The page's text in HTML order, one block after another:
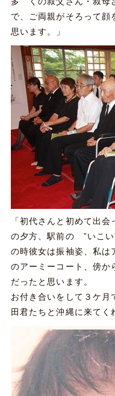
で、ご両親がそろって顔
思います。」
「初代さんと初めて出
の夕方、駅前の ”いこ
の時彼女は振袖姿、私は
のアーミーコート、傍か
だったと思います。
お付き合いをして３ケ月
田君たちと沖縄に来てく